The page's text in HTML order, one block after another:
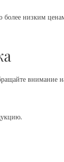
более низким
внимание